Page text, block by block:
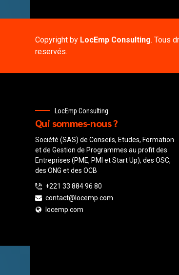
Copyright by LocEmp Consulting. Tous
reservés.
LocEmp Consulting
Qui sommes-nous ?
Société (SAS) de Conseils, Etudes, Formation
et de Gestion de Programmes au profit des
Entreprises (PME, PMI et Start Up), des OSC,
des ONG et des OCB
+221 33 884 96 80
contact@locemp.com
locemp.com